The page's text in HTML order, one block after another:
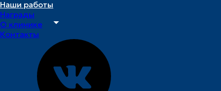
Наши работы
Награды
О клинике
Контакты
врач –
стоматолог-
ортопед
Витрук
Валентина